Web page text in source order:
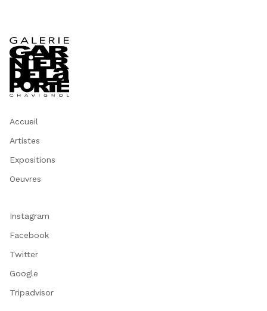
Accueil
Artistes
Expositions
Oeuvres
Instagram
Facebook
Twitter
Google
Tripadvisor